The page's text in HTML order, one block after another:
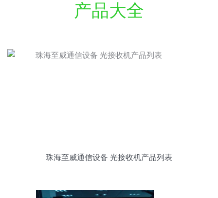
产品大全
珠海至威通信设备 光接收机产品列表